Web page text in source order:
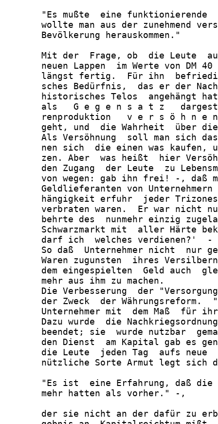
"Es mußte  eine funktionierende
wollte man aus der zunehmend
       Bevölkerung herauskommen."
Mit der  Frage, ob  die Leute
neuen Lappen  im Werte von DM
längst fertig.  Für ihn
sches Bedürfnis,  das er der
historisches Telos  angehängt
als   G e g e n s a t z
renproduktion   v e r s ö h n e
geht, und  die Wahrheit  über
Als Versöhnung  soll man sich
nen sich  die einen was kaufen,
zen. Aber  was heißt  hier
den Zugang  der Leute  zu
von wegen: gab ihn frei! -, daß
Geldlieferanten von
hängigkeit erfuhr  jeder
verbraten waren.  Er war nicht
behrte des  nunmehr einzig
Schwarzmarkt mit  aller Härte
darf ich  welches verdienen?'
So daß  Unternehmer nicht  nur
Waren zugunsten  ihres
dem eingespielten  Geld auch
       mehr aus ihm zu machen.
Die Verbesserung  der
der Zweck  der Währungsreform.
Unternehmer mit  dem Maß  für
Dazu wurde  die
beendet; sie  wurde nutzbar
den Dienst  am Kapital gab es
die Leute  jeden Tag  aufs neue
nützliche Sorte Armut legt sich
"Es ist  eine Erfahrung, daß
       mehr hatten als vorher." -,
der sie nicht an der dafür zu